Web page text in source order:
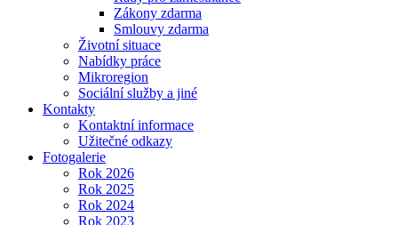
Zákony zdarma
Smlouvy zdarma
Životní situace
Nabídky práce
Mikroregion
Sociální služby a jiné
Kontakty
Kontaktní informace
Užitečné odkazy
Fotogalerie
Rok 2026
Rok 2025
Rok 2024
Rok 2023